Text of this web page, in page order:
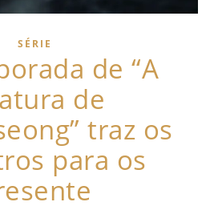
SÉRIE
de “A
de
traz os
para os